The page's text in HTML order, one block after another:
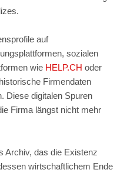
auf
sozialen
wie HELP.CH oder
Firmendaten
Diese digitalen Spuren
Firma längst nicht mehr
Archiv, das die Existenz
wirtschaftlichem Ende